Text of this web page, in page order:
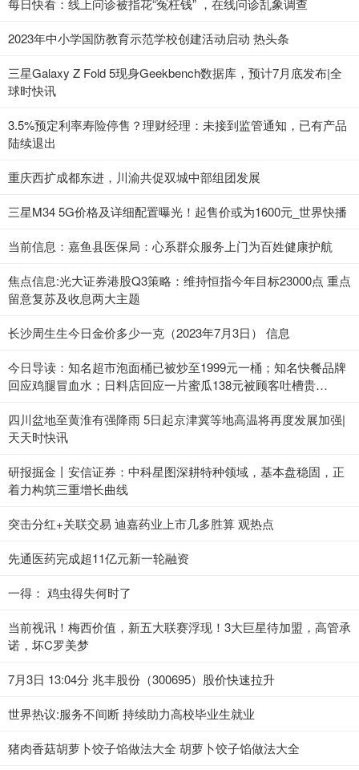
每日快看：线上问诊被指花“冤枉钱” ，在线问诊乱象调查
2023年中小学国防教育示范学校创建活动启动 热头条
三星Galaxy Z Fold 5现身Geekbench数据库，预计7月底发布|全
球时快讯
3.5%预定利率寿险停售？理财经理：未接到监管通知，已有产品
陆续退出
重庆西扩成都东进，川渝共促双城中部组团发展
三星M34 5G价格及详细配置曝光！起售价或为1600元_世界快播
当前信息：嘉鱼县医保局：心系群众服务上门为百姓健康护航
焦点信息:光大证券港股Q3策略：维持恒指今年目标23000点 重点
留意复苏及收息两大主题
长沙周生生今日金价多少一克（2023年7月3日） 信息
今日导读：知名超市泡面桶已被炒至1999元一桶；知名快餐品牌
回应鸡腿冒血水；日料店回应一片蜜瓜138元被顾客吐槽贵
四川盆地至黄淮有强降雨 5日起京津冀等地高温将再度发展加强|
天天时快讯
研报掘金丨安信证券：中科星图深耕特种领域，基本盘稳固，正
着力构筑三重增长曲线
突击分红+关联交易 迪嘉药业上市几多胜算 观热点
先通医药完成超11亿元新一轮融资
一得： 鸡虫得失何时了
当前视讯！梅西价值，新五大联赛浮现！3大巨星待加盟，高管承
诺，坏C罗美梦
7月3日 13:04分 兆丰股份（300695）股价快速拉升
世界热议:服务不间断 持续助力高校毕业生就业
猪肉香菇胡萝卜饺子馅做法大全 胡萝卜饺子馅做法大全